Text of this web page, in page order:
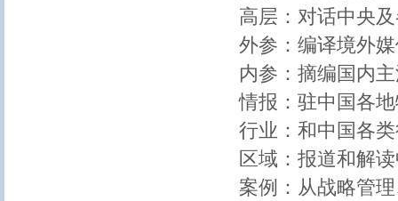
高层：对话中央及
外参：编译境外媒
内参：摘编国内主
情报：驻中国各地
行业：和中国各类
区域：报道和解读
案例：从战略管理